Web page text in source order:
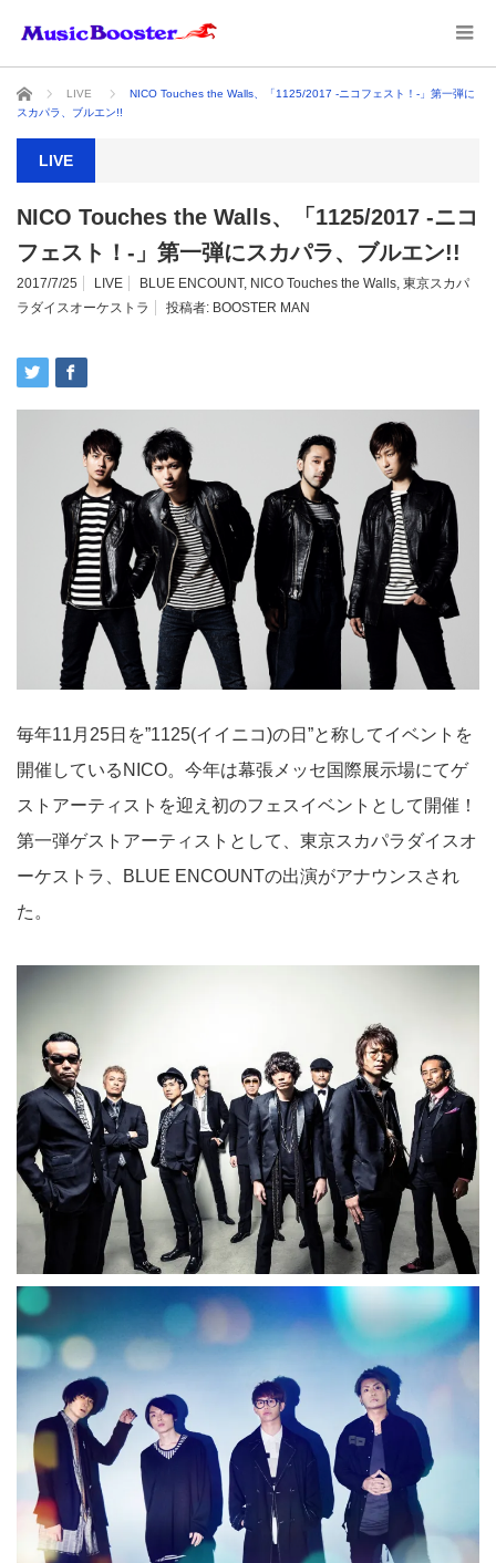
ホーム LIVE
NICO Touches the Walls、「1125/2017 -ニコフェスト！-」第一弾に
スカパラ、ブルエン!!
LIVE
NICO Touches the Walls、「1125/2017 -ニコ
フェスト！-」第一弾にスカパラ、ブルエン!!
2017/7/25 LIVE BLUE ENCOUNT, NICO Touches the Walls, 東京スカパ
ラダイスオーケストラ
投稿者: BOOSTER MAN
毎年11月25日を”1125(イイニコ)の日”と称してイベントを
開催しているNICO。今年は幕張メッセ国際展示場にてゲ
ストアーティストを迎え初のフェスイベントとして開催！
第一弾ゲストアーティストとして、東京スカパラダイスオ
ーケストラ、BLUE ENCOUNTの出演がアナウンスされ
た。